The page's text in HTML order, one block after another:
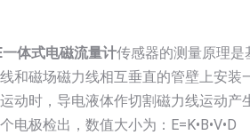
一体式电磁流量计传感器的测量原理是
和磁场磁力线相互垂直的管壁上安装
动时，导电液体作切割磁力线运动产
电极检出，数值大小为：E=K•B•V•D